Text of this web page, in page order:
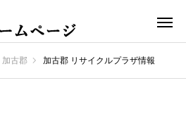
加古郡 加古郡 リサイクルプラザ情報